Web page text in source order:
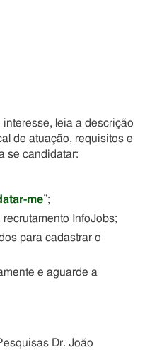
leia a descrição
de atuação, requisitos e
se candidatar:
me”;
InfoJobs;
para cadastrar o
e aguarde a
Dr. João